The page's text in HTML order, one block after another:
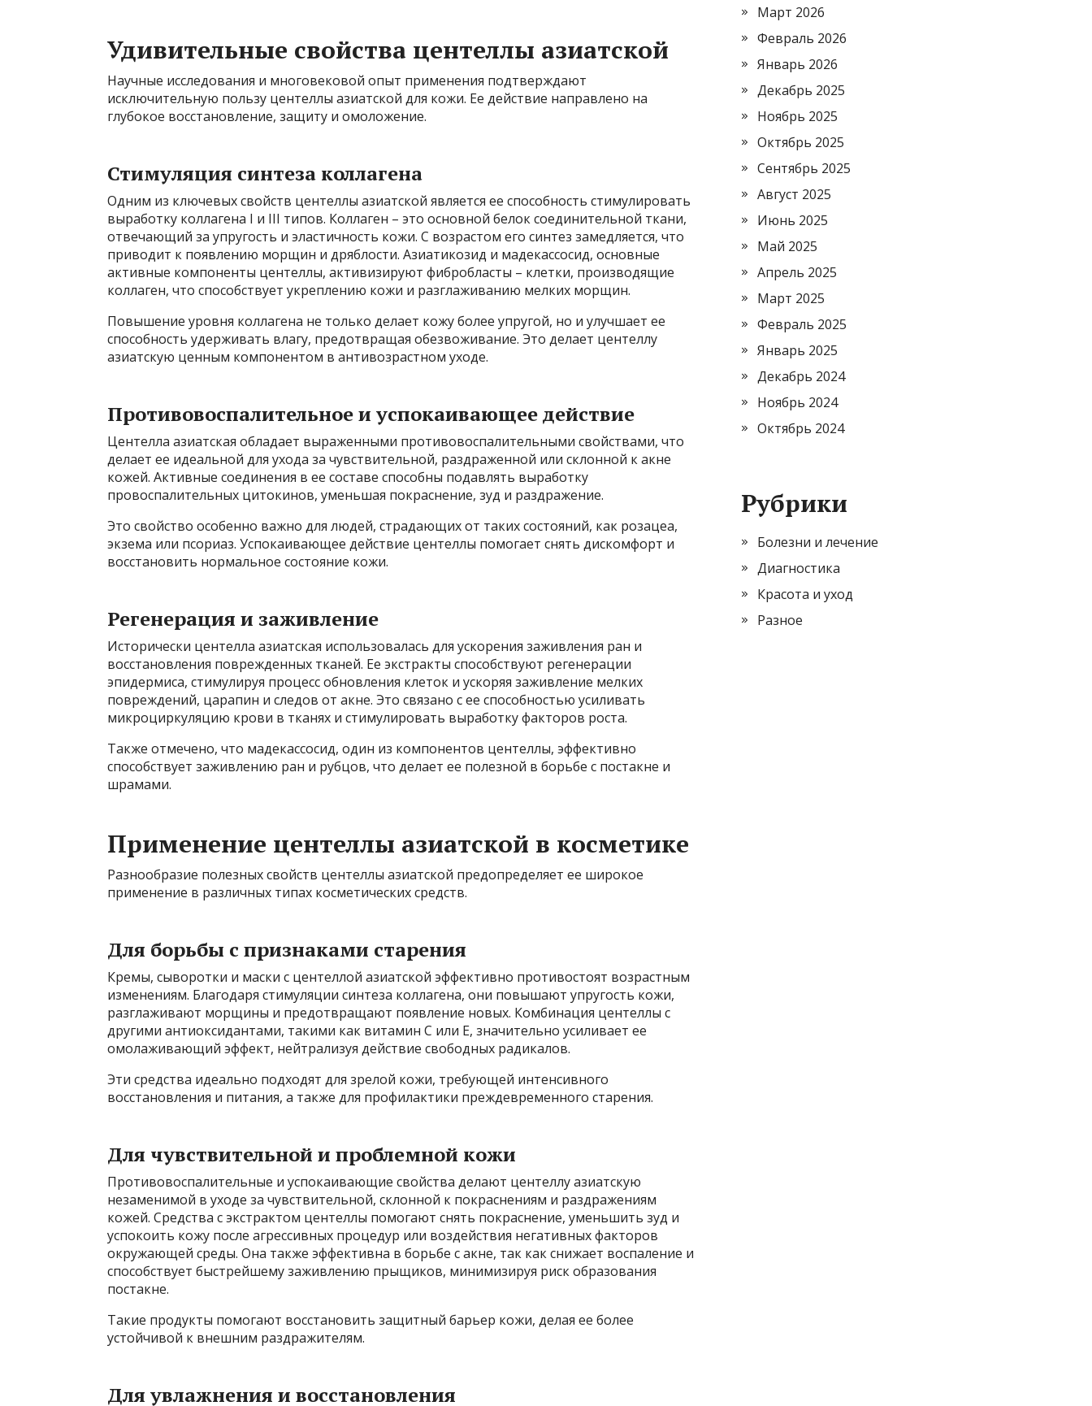
Удивительные свойства центеллы азиатской
Научные исследования и многовековой опыт применения подтверждают
исключительную пользу центеллы азиатской для кожи. Ее действие направлено на
глубокое восстановление, защиту и омоложение.
Стимуляция синтеза коллагена
Одним из ключевых свойств центеллы азиатской является ее способность стимулировать
выработку коллагена I и III типов. Коллаген – это основной белок соединительной ткани,
отвечающий за упругость и эластичность кожи. С возрастом его синтез замедляется, что
приводит к появлению морщин и дряблости. Азиатикозид и мадекассосид, основные
активные компоненты центеллы, активизируют фибробласты – клетки, производящие
коллаген, что способствует укреплению кожи и разглаживанию мелких морщин.
Повышение уровня коллагена не только делает кожу более упругой, но и улучшает ее
способность удерживать влагу, предотвращая обезвоживание. Это делает центеллу
азиатскую ценным компонентом в антивозрастном уходе.
Противовоспалительное и успокаивающее действие
Центелла азиатская обладает выраженными противовоспалительными свойствами, что
делает ее идеальной для ухода за чувствительной, раздраженной или склонной к акне
кожей. Активные соединения в ее составе способны подавлять выработку
провоспалительных цитокинов, уменьшая покраснение, зуд и раздражение.
Это свойство особенно важно для людей, страдающих от таких состояний, как розацеа,
экзема или псориаз. Успокаивающее действие центеллы помогает снять дискомфорт и
восстановить нормальное состояние кожи.
Регенерация и заживление
Исторически центелла азиатская использовалась для ускорения заживления ран и
восстановления поврежденных тканей. Ее экстракты способствуют регенерации
эпидермиса, стимулируя процесс обновления клеток и ускоряя заживление мелких
повреждений, царапин и следов от акне. Это связано с ее способностью усиливать
микроциркуляцию крови в тканях и стимулировать выработку факторов роста.
Также отмечено, что мадекассосид, один из компонентов центеллы, эффективно
способствует заживлению ран и рубцов, что делает ее полезной в борьбе с постакне и
шрамами.
Применение центеллы азиатской в косметике
Разнообразие полезных свойств центеллы азиатской предопределяет ее широкое
применение в различных типах косметических средств.
Для борьбы с признаками старения
Кремы, сыворотки и маски с центеллой азиатской эффективно противостоят возрастным
изменениям. Благодаря стимуляции синтеза коллагена, они повышают упругость кожи,
разглаживают морщины и предотвращают появление новых. Комбинация центеллы с
другими антиоксидантами, такими как витамин C или E, значительно усиливает ее
омолаживающий эффект, нейтрализуя действие свободных радикалов.
Эти средства идеально подходят для зрелой кожи, требующей интенсивного
восстановления и питания, а также для профилактики преждевременного старения.
Для чувствительной и проблемной кожи
Противовоспалительные и успокаивающие свойства делают центеллу азиатскую
незаменимой в уходе за чувствительной, склонной к покраснениям и раздражениям
кожей. Средства с экстрактом центеллы помогают снять покраснение, уменьшить зуд и
успокоить кожу после агрессивных процедур или воздействия негативных факторов
окружающей среды. Она также эффективна в борьбе с акне, так как снижает воспаление и
способствует быстрейшему заживлению прыщиков, минимизируя риск образования
постакне.
Такие продукты помогают восстановить защитный барьер кожи, делая ее более
устойчивой к внешним раздражителям.
Для увлажнения и восстановления
Март 2026
Февраль 2026
Январь 2026
Декабрь 2025
Ноябрь 2025
Октябрь 2025
Сентябрь 2025
Август 2025
Июнь 2025
Май 2025
Апрель 2025
Март 2025
Февраль 2025
Январь 2025
Декабрь 2024
Ноябрь 2024
Октябрь 2024
Рубрики
Болезни и лечение
Диагностика
Красота и уход
Разное